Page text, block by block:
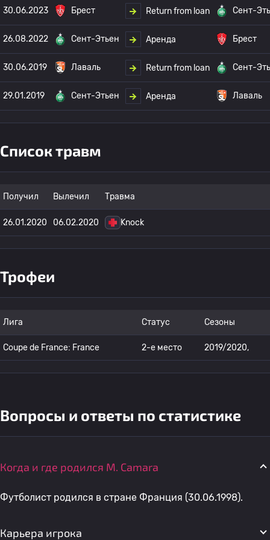
30.06.2023 Брест Return from loan Сент-
26.08.2022 Сент-Этьен Аренда Брест
30.06.2019 Лаваль Return from loan Сент-
29.01.2019 Сент-Этьен Аренда Лаваль
Список травм
Получил Вылечил Травма
26.01.2020 06.02.2020 Knock
Трофеи
Лига Статус Сезоны
Coupe de France: France 2-е место 2019/2020,
Вопросы и ответы по статистике
Когда и где родился M. Camara
Футболист родился в стране Франция (30.06.1998).
Карьера игрока